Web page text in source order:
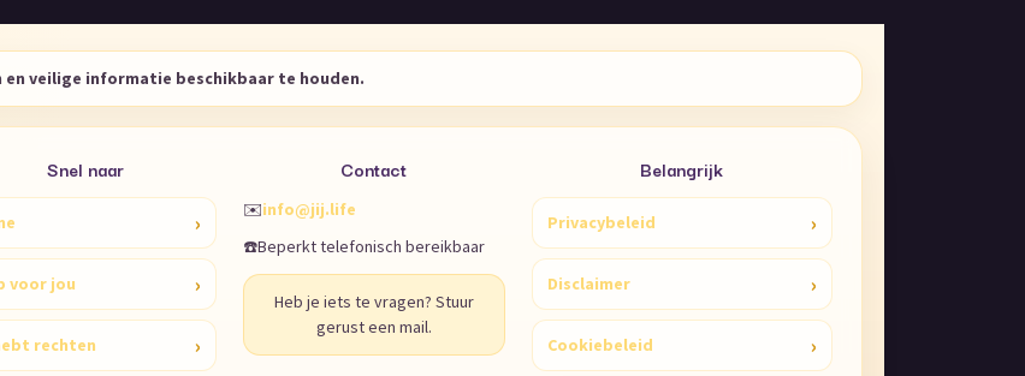
veilige informatie beschikbaar te houden.
Snel naar
›
voor jou ›
rechten ›
Contact
✉️info@jij.life
☎️Beperkt telefonisch bereikbaar
Heb je iets te vragen? Stuur
gerust een mail.
Belangrijk
Privacybeleid ›
Disclaimer ›
Cookiebeleid ›